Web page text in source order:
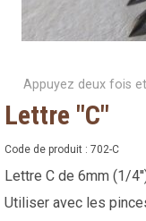
Appuyez deux fois
Lettre "C"
Code de produit : 702-C
Lettre C de 6mm (1/
Utiliser avec les